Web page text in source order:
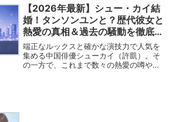
ルや最新作をご紹介します。
【2026年最新】シュー・カイ結
婚！タンソンユンと？歴代彼女と
熱愛の真相＆過去の騒動を徹底解
説
端正なルックスと確かな演技力で人気を
集める中国俳優シューカイ（許凱）。そ
の一方で、これまで数々の熱愛の噂やス